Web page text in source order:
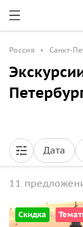
Россия Санкт-
Дата
11
Скидка